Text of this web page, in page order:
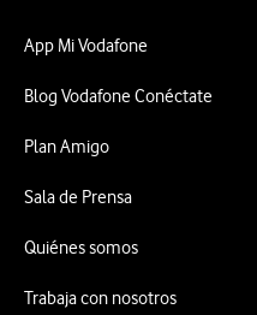
App Mi Vodafone
Blog Vodafone Conéctate
Plan Amigo
Sala de Prensa
Quiénes somos
Trabaja con nosotros